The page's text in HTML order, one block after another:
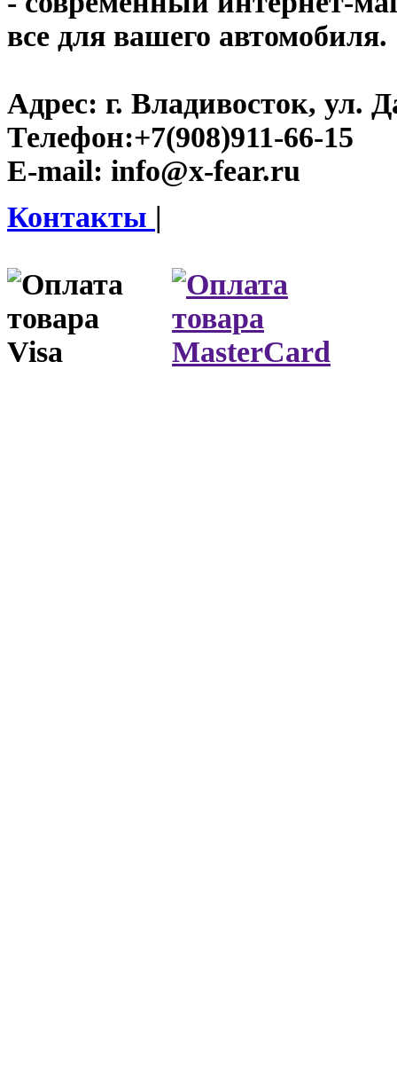
все для вашего автомобиля.
Адрес: г. Владивосток, ул.
Телефон:+7(908)911-66-15
E-mail: info@x-fear.ru
Контакты |